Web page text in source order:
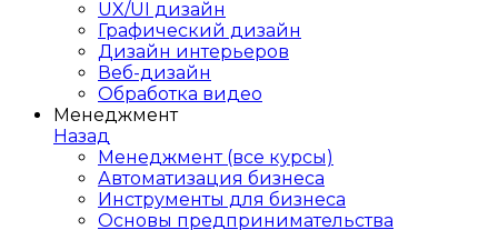
UX/UI дизайн
Графический дизайн
Дизайн интерьеров
Веб-дизайн
Обработка видео
Менеджмент
Назад
Менеджмент (все курсы)
Автоматизация бизнеса
Инструменты для бизнеса
Основы предпринимательства